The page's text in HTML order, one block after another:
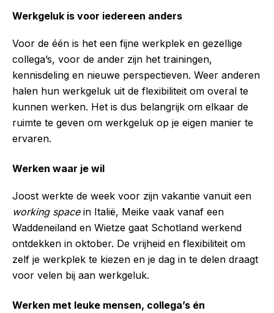
Werkgeluk is voor iedereen anders
Voor de één is het een fijne werkplek en gezellige
collega’s, voor de ander zijn het trainingen,
kennisdeling en nieuwe perspectieven. Weer anderen
halen hun werkgeluk uit de flexibiliteit om overal te
kunnen werken. Het is dus belangrijk om elkaar de
ruimte te geven om werkgeluk op je eigen manier te
ervaren.
Werken waar je wil
Joost werkte de week voor zijn vakantie vanuit een
working spacein Italië, Meike vaak vanaf een
Waddeneiland en Wietze gaat Schotland werkend
ontdekken in oktober. De vrijheid en flexibiliteit om
zelf je werkplek te kiezen en je dag in te delen draagt
voor velen bij aan werkgeluk.
Werken met leuke mensen, collega’s én